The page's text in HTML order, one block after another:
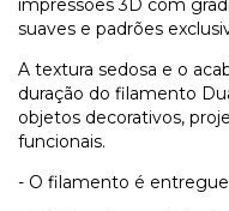
impressões 3D com
suaves e padrões
A textura sedosa e o
duração do filamento
objetos decorativos,
funcionais.
- O filamento é